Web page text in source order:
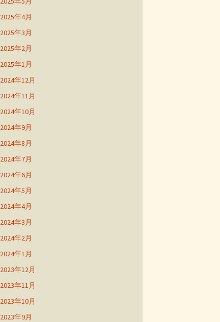
2025年4月
2025年3月
2025年2月
2025年1月
2024年12月
2024年11月
2024年10月
2024年9月
2024年8月
2024年7月
2024年6月
2024年5月
2024年4月
2024年3月
2024年2月
2024年1月
2023年12月
2023年11月
2023年10月
2023年9月